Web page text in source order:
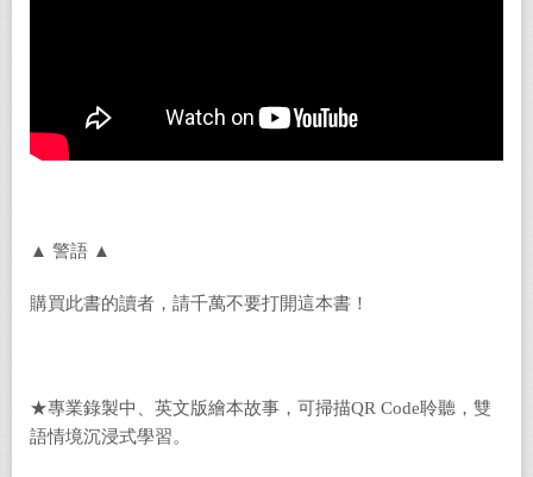
▲ 警語 ▲
購買此書的讀者，請千萬不要打開這本書！
★專業錄製中、英文版繪本故事，可掃描QR Code聆聽，雙
語情境沉浸式學習。